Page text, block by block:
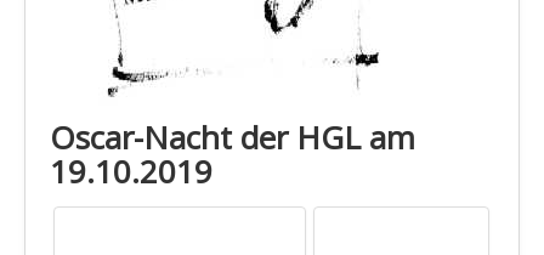
Oscar-Nacht der HGL am
19.10.2019